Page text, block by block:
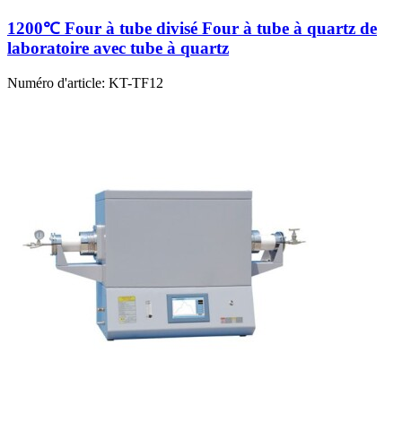
1200℃ Four à tube divisé Four à tube à quartz de
laboratoire avec tube à quartz
Numéro d'article: KT-TF12